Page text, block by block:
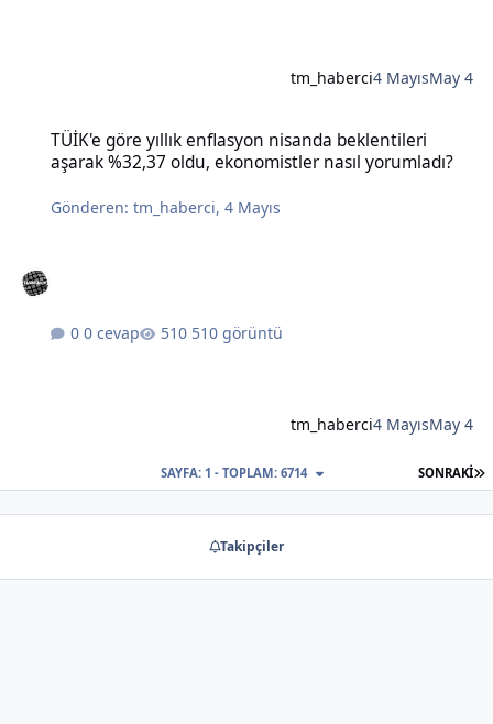
tm_haberci4 MayısMay 4
TÜİK'e göre yıllık enflasyon nisanda beklentileri
aşarak %32,37 oldu, ekonomistler nasıl yorumladı?
Gönderen:tm_haberci,4 Mayıs
0 cevap 510 görüntü
tm_haberci4 MayısMay 4
SONRAKI
SAYFA: 1 - TOPLAM: 6714
Takipçiler